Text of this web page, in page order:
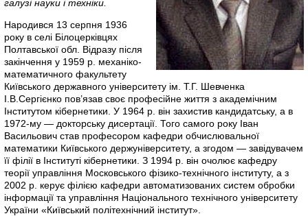
галузі науки і техніки.
Народився 13 серпня 1936
року в селі Білоцерківцях
Полтавської обл. Відразу після
закінчення у 1959 р. механіко-
математичного факультету
Київського державного університету ім. Т.Г. Шевченка
І.В.Сергієнко пов’язав своє професійне життя з академічним
Інститутом кібернетики. У 1964 р. він захистив кандидатську, а в
1972-му — докторську дисертації. Того самого року Іван
Васильович став професором кафедри обчислювальної
математики Київського держуніверситету, а згодом — завідувачем
її філії в Інституті кібернетики. З 1994 р. він очолює кафедру
теорії управління Московського фізико-технічного інституту, а з
2002 р. керує філією кафедри автоматизованих систем обробки
інформації та управління Національного технічного університету
України «Київський політехнічний інститут».